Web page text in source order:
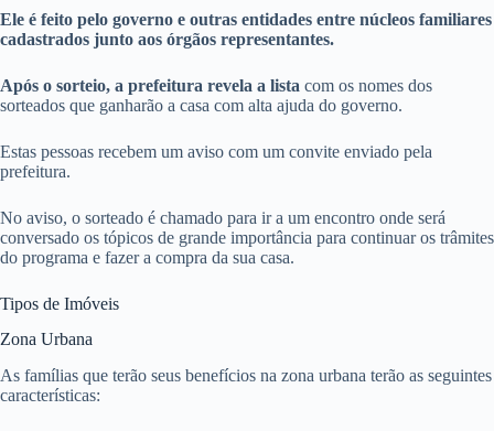
Ele é feito pelo governo e outras entidades entre núcleos familiares
cadastrados junto aos órgãos representantes.
Após o sorteio, a prefeitura revela a lista com os nomes dos
sorteados que ganharão a casa com alta ajuda do governo.
Estas pessoas recebem um aviso com um convite enviado pela
prefeitura.
No aviso, o sorteado é chamado para ir a um encontro onde será
conversado os tópicos de grande importância para continuar os trâmites
do programa e fazer a compra da sua casa.
Tipos de Imóveis
Zona Urbana
As famílias que terão seus benefícios na zona urbana terão as seguintes
características: